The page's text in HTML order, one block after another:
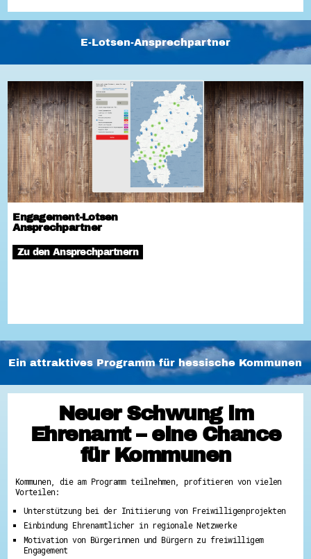
Barriere melden
E-Lotsen-Ansprechpartner
Engagement-Lotsen
Ansprechpartner
Zu den Ansprechpartnern
Ein attraktives Programm für hessische Kommunen
Neuer Schwung im
Ehrenamt – eine Chance
für Kommunen
Kommunen, die am Programm teilnehmen, profitieren von vielen
Vorteilen:
Unterstützung bei der Initiierung von Freiwilligenprojekten
Einbindung Ehrenamtlicher in regionale Netzwerke
Motivation von Bürgerinnen und Bürgern zu freiwilligem
Engagement